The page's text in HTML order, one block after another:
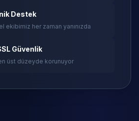
Destek
ekibimiz her zaman yanınızda
Güvenlik
üst düzeyde korunuyor